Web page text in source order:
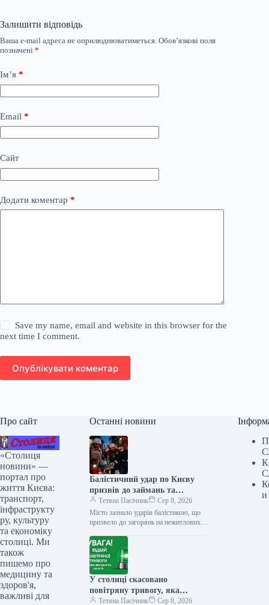
Залишити відповідь
Ваша e-mail адреса не оприлюднюватиметься. Обов’язкові поля
позначені *
Ім’я *
Email *
Сайт
Додати коментар *
Save my name, email and website in this browser for the
next time I comment.
Опублікувати коментар
Про сайт
«Столиця
новини» —
портал про
життя Києва:
транспорт,
інфраструкту
ру, культуру
та економіку
столиці. Ми
також
пишемо про
медицину та
здоров'я,
важливі для
Останні новини
Балістичний удар по Києву
призвів до займань та
проблем з електро- та
водопостачанням
Тетяна Пасічник
Сер 8, 2026
Місто зазнало ударів балістикою, що
призвело до загорянь на нежитлових
екстрені служби В ніч на 8…
У столиці скасовано
повітряну тривогу, яка
тривала близько півгодини.
Тетяна Пасічник Сер 8, 2026
и